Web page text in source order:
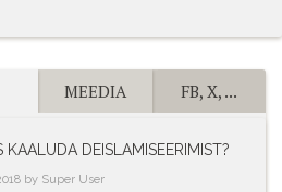
MEEDIA FB, X, ...
KAALUDA DEISLAMISEERIMIST?
by Super User